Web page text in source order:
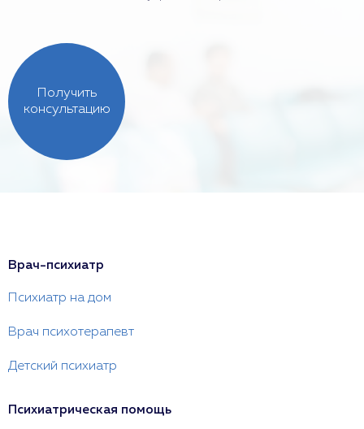
Получить
консультацию
Врач-психиатр
Психиатр на дом
Врач психотерапевт
Детский психиатр
Психиатрическая помощь